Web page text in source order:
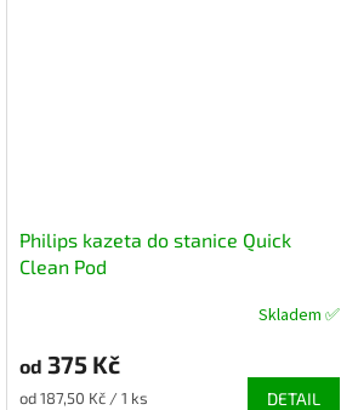
Philips kazeta do stanice Quick
Clean Pod
Skladem ✅
od 375 Kč
Měrná
od 187,50 Kč / 1 ks DETAIL